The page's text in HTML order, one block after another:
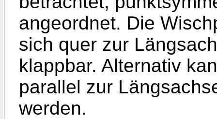
angeordnet. Die
sich quer zur
klappbar. Alternativ
parallel zur
werden.